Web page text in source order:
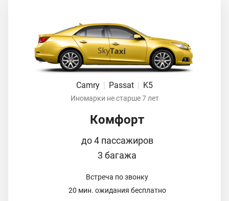
Camry Passat K5
Иномарки не старше 7 лет
Комфорт
до 4 пассажиров
3 багажа
Встреча по звонку
20 мин. ожидания бесплатно